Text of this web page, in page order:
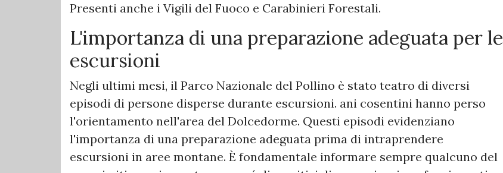
Presenti anche i Vigili del Fuoco e Carabinieri Forestali.
L'importanza di una preparazione adeguata per le
escursioni
Negli ultimi mesi, il Parco Nazionale del Pollino è stato teatro di diversi
episodi di persone disperse durante escursioni. ani cosentini hanno perso
l'orientamento nell'area del Dolcedorme. Questi episodi evidenziano
l'importanza di una preparazione adeguata prima di intraprendere
escursioni in aree montane. È fondamentale informare sempre qualcuno del